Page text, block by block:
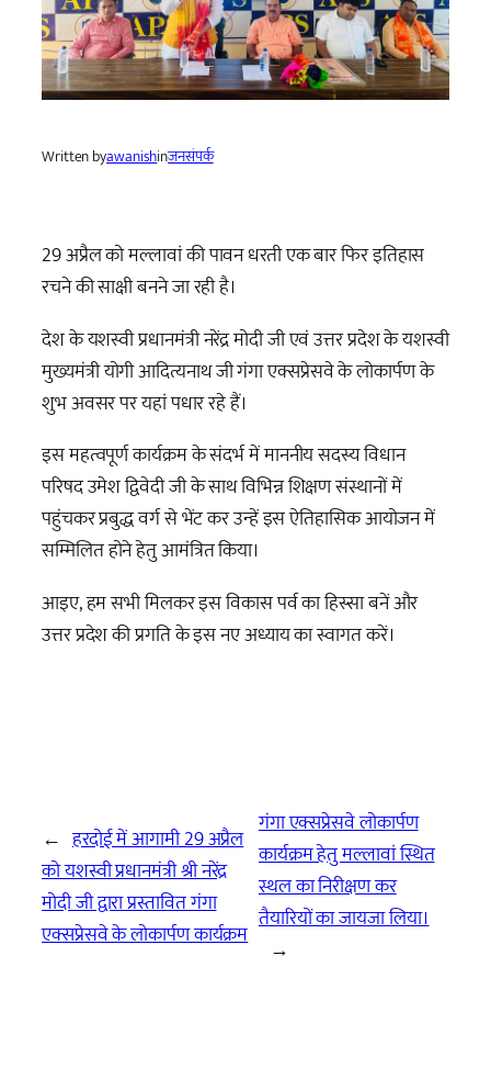
Written byawanishinजनसंपर्क
29 अप्रैल को मल्लावां की पावन धरती एक बार फिर इतिहास
रचने की साक्षी बनने जा रही है।
देश के यशस्वी प्रधानमंत्री नरेंद्र मोदी जी एवं उत्तर प्रदेश के यशस्वी
मुख्यमंत्री योगी आदित्यनाथ जी गंगा एक्सप्रेसवे के लोकार्पण के
शुभ अवसर पर यहां पधार रहे हैं।
इस महत्वपूर्ण कार्यक्रम के संदर्भ में माननीय सदस्य विधान
परिषद उमेश द्विवेदी जी के साथ विभिन्न शिक्षण संस्थानों में
पहुंचकर प्रबुद्ध वर्ग से भेंट कर उन्हें इस ऐतिहासिक आयोजन में
सम्मिलित होने हेतु आमंत्रित किया।
आइए, हम सभी मिलकर इस विकास पर्व का हिस्सा बनें और
उत्तर प्रदेश की प्रगति के इस नए अध्याय का स्वागत करें।
← हरदोई में आगामी 29 अप्रैल
को यशस्वी प्रधानमंत्री श्री नरेंद्र
मोदी जी द्वारा प्रस्तावित गंगा
एक्सप्रेसवे के लोकार्पण कार्यक्रम
गंगा एक्सप्रेसवे लोकार्पण
कार्यक्रम हेतु मल्लावां स्थित
स्थल का निरीक्षण कर
तैयारियों का जायजा लिया।
→